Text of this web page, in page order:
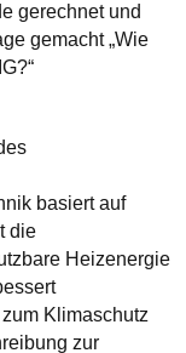
gerechnet und
gemacht „Wie
basiert auf
die
Heizenergie
Klimaschutz
zur